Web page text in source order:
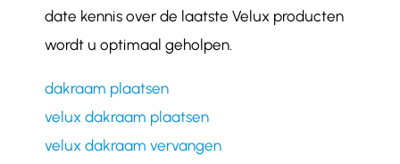
date kennis over de laatste Velux producten
wordt u optimaal geholpen.
dakraam plaatsen
velux dakraam plaatsen
velux dakraam vervangen